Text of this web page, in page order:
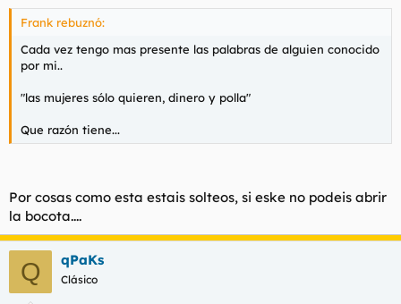
Frank rebuznó:
Cada vez tengo mas presente las palabras de alguien conocido
por mi..
"las mujeres sólo quieren, dinero y polla"
Que razón tiene...
Por cosas como esta estais solteos, si eske no podeis abrir
la bocota....
Q qPaKs
Clásico